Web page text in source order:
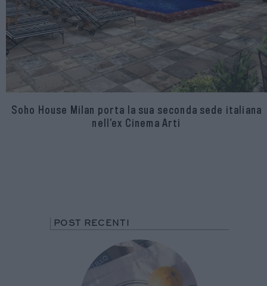
Soho House Milan porta la sua seconda sede italiana
nell’ex Cinema Arti
POST RECENTI